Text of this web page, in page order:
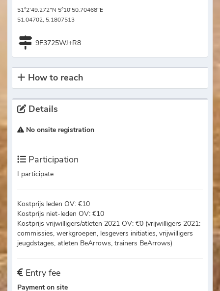
51°2'49.272"N 5°10'50.70468"E
51.04702, 5.1807513
9F3725WJ+R8
How to reach
Details
No onsite registration
Participation
I participate
Kostprijs leden OV: €10
Kostprijs niet-leden OV: €10
Kostprijs vrijwilligers/atleten 2021 OV: €0 (vrijwilligers 2021:
commissies, werkgroepen, lesgevers initiaties, vrijwilligers
jeugdstages, atleten BeArrows, trainers BeArrows)
Entry fee
Payment on site